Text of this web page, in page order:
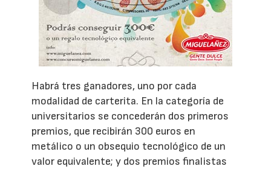
Habrá tres ganadores, uno por cada
modalidad de carterita. En la categoría de
universitarios se concederán dos primeros
premios, que recibirán 300 euros en
metálico o un obsequio tecnológico de un
valor equivalente; y dos premios finalistas